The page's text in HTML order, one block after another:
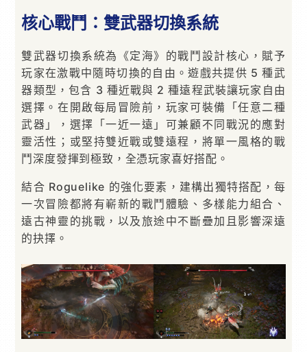
核心戰鬥：雙武器切換系統
雙武器切換系統為《定海》的戰鬥設計核心，賦予
玩家在激戰中隨時切換的自由。遊戲共提供 5 種武
器類型，包含 3 種近戰與 2 種遠程武裝讓玩家自由
選擇。在開啟每局冒險前，玩家可裝備「任意二種
武器」，選擇「一近一遠」可兼顧不同戰況的應對
靈活性；或堅持雙近戰或雙遠程，將單一風格的戰
鬥深度發揮到極致，全憑玩家喜好搭配。
結合 Roguelike 的強化要素，建構出獨特搭配，每
一次冒險都將有嶄新的戰鬥體驗、多樣能力組合、
遠古神靈的挑戰，以及旅途中不斷疊加且影響深遠
的抉擇。